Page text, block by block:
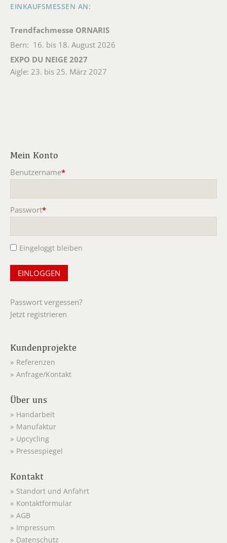
EINKAUFSMESSEN AN:
Trendfachmesse ORNARIS
Bern: 16. bis 18. August 2026
EXPO DU NEIGE 2027
Aigle: 23. bis 25. März 2027
Mein Konto
Benutzername*
Passwort*
Eingeloggt bleiben
Passwort vergessen?
Jetzt registrieren
Kundenprojekte
Referenzen
Anfrage/Kontakt
Über uns
Handarbeit
Manufaktur
Upcycling
Pressespiegel
Kontakt
Standort und Anfahrt
Kontaktformular
AGB
Impressum
Datenschutz